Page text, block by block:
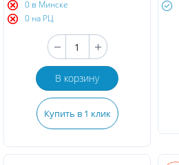
0 в Минске
0 на РЦ
В корзину
Купить в 1 клик